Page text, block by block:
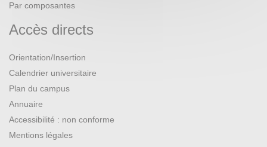
Par composantes
Accès directs
Orientation/Insertion
Calendrier universitaire
Plan du campus
Annuaire
Accessibilité : non conforme
Mentions légales